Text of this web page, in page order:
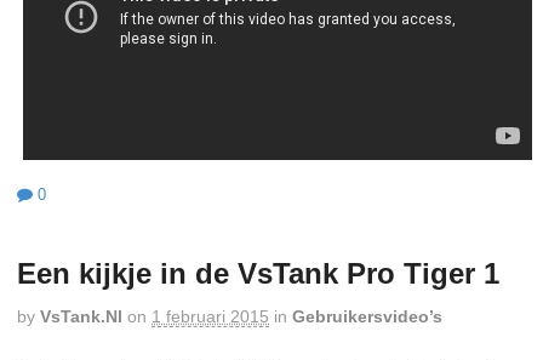
0
Een kijkje in de VsTank Pro Tiger 1
by VsTank.nl on 1 februari 2015 in Gebruikersvideo’s